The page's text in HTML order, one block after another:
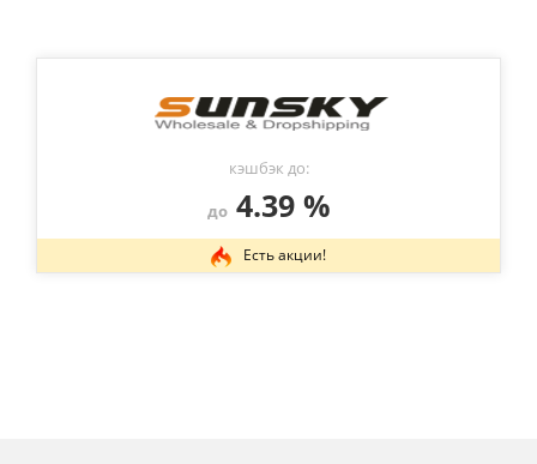
кэшбэк до:
до4.39 %
Есть акции!